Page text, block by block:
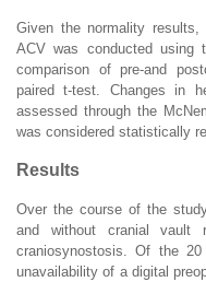
Given the normality results,
ACV was conducted using
comparison of pre-and
paired t-test. Changes in
assessed through the
was considered statistically
Results
Over the course of the
and without cranial vault
craniosynostosis. Of the
unavailability of a digital